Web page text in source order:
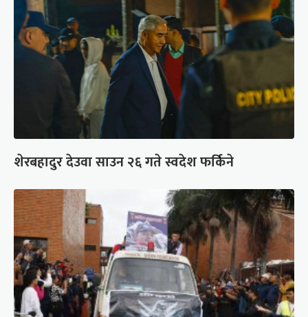
शेरबहादुर देउवा साउन २६ गते स्वदेश फर्किने